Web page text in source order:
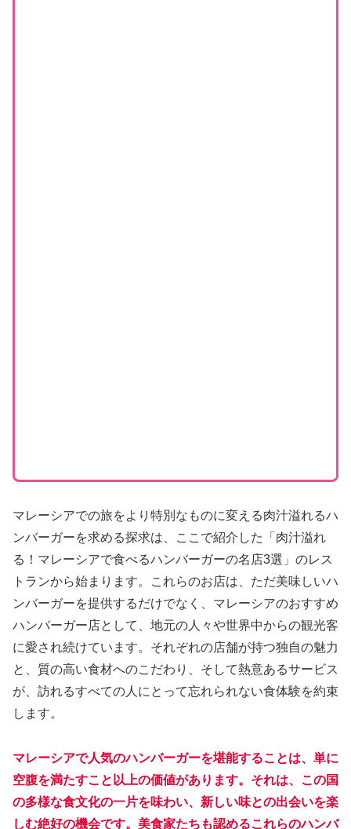
マレーシアでの旅をより特別なものに変える肉汁溢れるハ
ンバーガーを求める探求は、ここで紹介した「肉汁溢れ
る！マレーシアで食べるハンバーガーの名店3選」のレス
トランから始まります。これらのお店は、ただ美味しいハ
ンバーガーを提供するだけでなく、マレーシアのおすすめ
ハンバーガー店として、地元の人々や世界中からの観光客
に愛され続けています。それぞれの店舗が持つ独自の魅力
と、質の高い食材へのこだわり、そして熱意あるサービス
が、訪れるすべての人にとって忘れられない食体験を約束
します。
マレーシアで人気のハンバーガーを堪能することは、単に
空腹を満たすこと以上の価値があります。それは、この国
の多様な食文化の一片を味わい、新しい味との出会いを楽
しむ絶好の機会です。美食家たちも認めるこれらのハンバ